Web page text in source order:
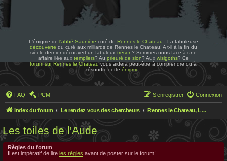
L'énigme de l'abbé Saunière curé de Rennes le Chateau : La fabuleuse
découverte du curé aux milliards de Rennes le Chateau! A t-il à la fin du
siècle dernier découvert un fabuleux trésor? Sommes nous face à une
affaire liée aux templiers? Au prieuré de sion? Aux wisigoths? Ce
forum sur Rennes le Chateauvous aidera peut-être à comprendre ou à
résoudre cetteénigme
FAQ PCM Connexion
S’enregistrer
Index du forum Le rendez vous des chercheurs Rennes le Chateau, Le rendez-vous des chercheurs
Les toiles de l'Aude
Règles du forum
Il est impératif de lire les règles avant de poster sur le forum!